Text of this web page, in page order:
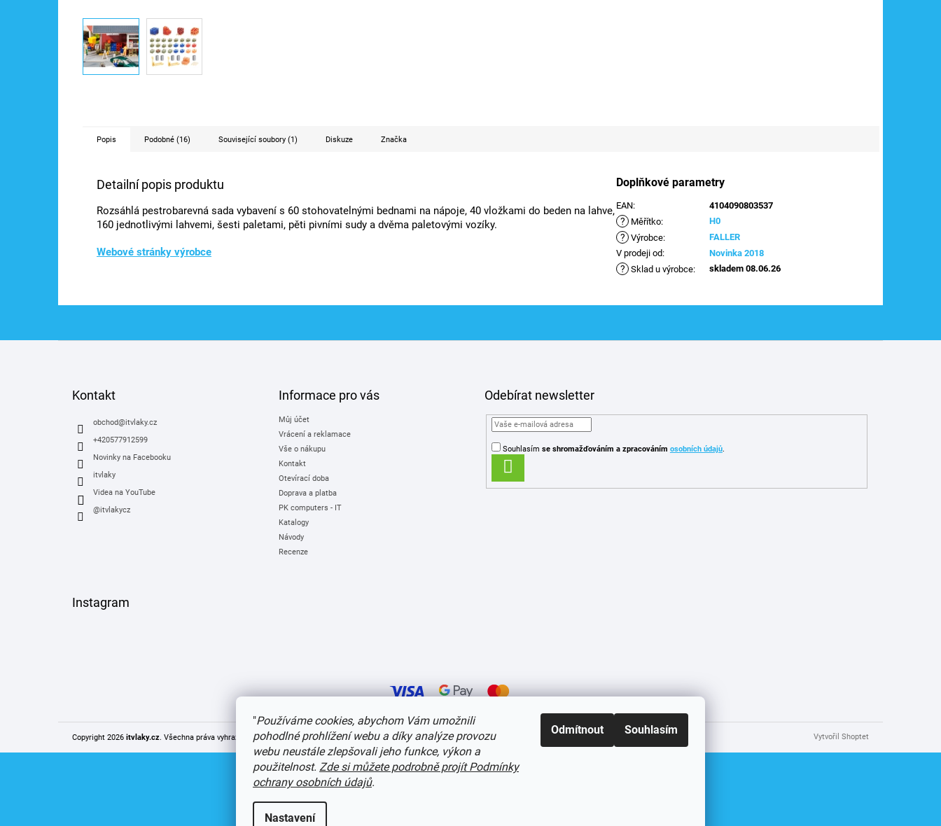
"Používáme cookies, abychom Vám umožnili
pohodlné prohlížení webu a díky analýze provozu
webu neustále zlepšovali jeho funkce, výkon a
použitelnost. Zde si můžete podrobně projít Podmínky
ochrany osobních údajů.
Nastavení
Odmítnout Souhlasím
Popis Podobné (16) Související soubory (1) Diskuze Značka
Detailní popis produktu
Rozsáhlá pestrobarevná sada vybavení s 60 stohovatelnými bednami na nápoje, 40 vložkami do beden na lahve,
160 jednotlivými lahvemi, šesti paletami, pěti pivními sudy a dvěma paletovými vozíky.
Webové stránky výrobce
Doplňkové parametry
EAN: 4104090803537
? Měřítko: H0
? Výrobce:
FALLER
V prodeji od: Novinka 2018
? Sklad u výrobce: skladem 08.06.26
Kontakt
obchod@itvlaky.cz
+420577912599
Novinky na Facebooku
itvlaky
Videa na YouTube
@itvlakycz
Informace pro vás
Můj účet
Vrácení a reklamace
Vše o nákupu
Kontakt
Otevírací doba
Doprava a platba
PK computers - IT
Katalogy
Návody
Recenze
Odebírat newsletter
Souhlasím se shromažďováním a zpracováním osobních údajů.
SE
Instagram
Vytvořil Shoptet
Copyright 2026 itvlaky.cz . Všechna práva vyhrazena.Upravit nastavení cookies